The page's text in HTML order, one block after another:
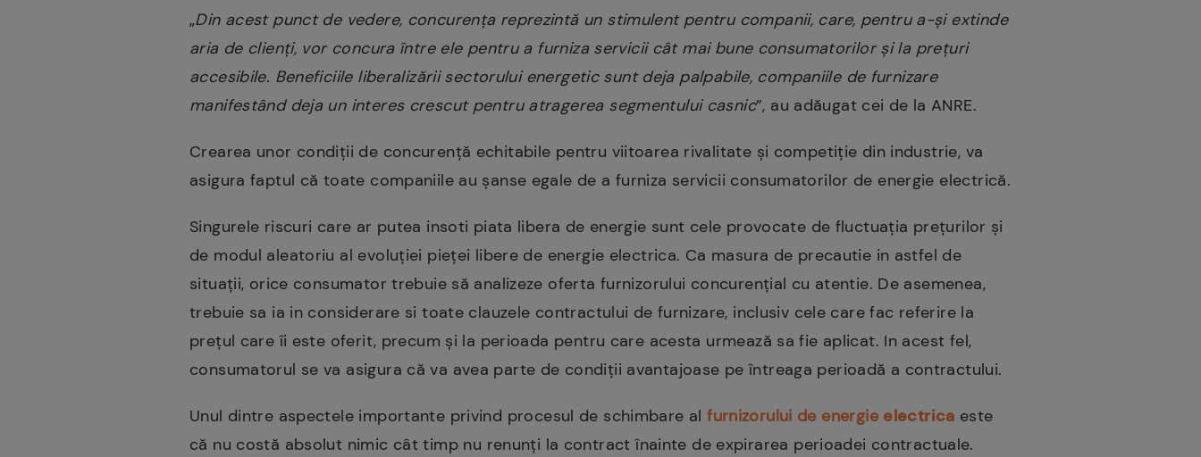
„Din acest punct de vedere, concurenţa reprezintă un stimulent pentru companii, care, pentru a-şi extinde
aria de clienţi, vor concura între ele pentru a furniza servicii cât mai bune consumatorilor şi la preţuri
accesibile. Beneficiile liberalizării sectorului energetic sunt deja palpabile, companiile de furnizare
manifestând deja un interes crescut pentru atragerea segmentului casnic”, au adăugat cei de la ANRE.
Crearea unor condiții de concurență echitabile pentru viitoarea rivalitate și competiție din industrie, va
asigura faptul că toate companiile au șanse egale de a furniza servicii consumatorilor de energie electrică.
Singurele riscuri care ar putea insoti piata libera de energie sunt cele provocate de fluctuaţia preţurilor şi
de modul aleatoriu al evoluţiei pieţei libere de energie electrica. Ca masura de precautie in astfel de
situaţii, orice consumator trebuie să analizeze oferta furnizorului concurenţial cu atentie. De asemenea,
trebuie sa ia in considerare si toate clauzele contractului de furnizare, inclusiv cele care fac referire la
preţul care îi este oferit, precum şi la perioada pentru care acesta urmează sa fie aplicat. In acest fel,
consumatorul se va asigura că va avea parte de condiţii avantajoase pe întreaga perioadă a contractului.
Unul dintre aspectele importante privind procesul de schimbare al furnizorului de energie electrica este
că nu costă absolut nimic cât timpnu renunți la contractînainte de expirarea perioadei contractuale.